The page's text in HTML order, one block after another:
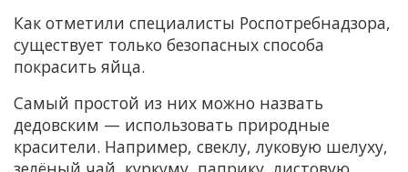
Как отметили специалисты Роспотребнадзора,
существует только безопасных способа
покрасить яйца.
Самый простой из них можно назвать
дедовским — использовать природные
красители. Например, свеклу, луковую шелуху,